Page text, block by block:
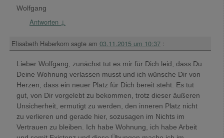
Wolfgang
Antworten ↓
Elisabeth Haberkorn sagte am 03.11.2015 um 10:37 :
Lieber Wolfgang, zunächst tut es mir für Dich leid, dass Du
Deine Wohnung verlassen musst und ich wünsche Dir von
Herzen, dass ein neuer Platz für Dich bereit steht. Es tut
gut, von Dir vorgelebt zu bekommen, trotz dieser äußeren
Unsicherheit, ermutigt zu werden, den inneren Platz nicht
zu verlieren und gerade hier, sozusagen im Nichts im
Vertrauen zu bleiben. Ich habe Wohnung, ich habe Arbeit